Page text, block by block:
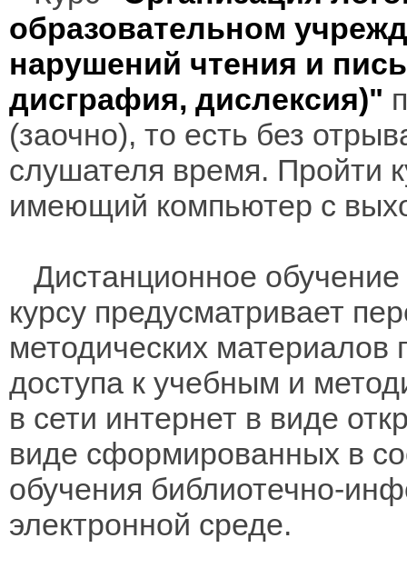
образовательном
нарушений чтения и
дисграфия, дислексия)"
(заочно), то есть без
слушателя время. Пройти
имеющий компьютер с
Дистанционное
курсу предусматривает
методических материалов
доступа к учебным и
в сети интернет в виде
виде сформированных в
обучения библиотечно-
электронной среде.